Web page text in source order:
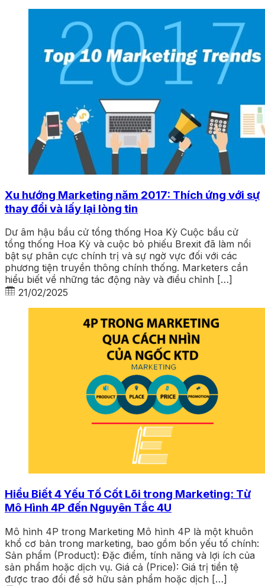
Xu hướng Marketing năm 2017: Thích ứng với sự
thay đổi và lấy lại lòng tin
Dư âm hậu bầu cử tổng thống Hoa Kỳ Cuộc bầu cử
tổng thống Hoa Kỳ và cuộc bỏ phiếu Brexit đã làm nổi
bật sự phân cực chính trị và sự ngờ vực đối với các
phương tiện truyền thông chính thống. Marketers cần
hiểu biết về những tác động này và điều chỉnh […]
21/02/2025
Hiểu Biết 4 Yếu Tố Cốt Lõi trong Marketing: Từ
Mô Hình 4P đến Nguyên Tắc 4U
Mô hình 4P trong Marketing Mô hình 4P là một khuôn
khổ cơ bản trong marketing, bao gồm bốn yếu tố chính:
Sản phẩm (Product): Đặc điểm, tính năng và lợi ích của
sản phẩm hoặc dịch vụ. Giá cả (Price): Giá trị tiền tệ
được trao đổi để sở hữu sản phẩm hoặc dịch […]